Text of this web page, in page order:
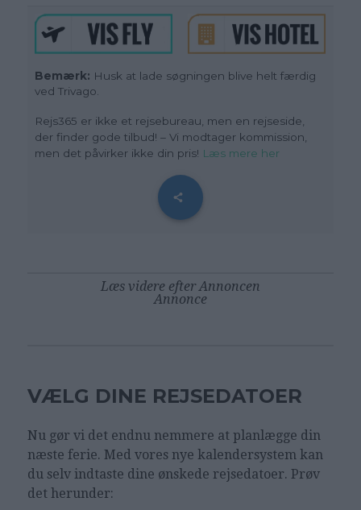
Bemærk: Husk at lade søgningen blive helt færdig
ved Trivago.
Rejs365 er ikke et rejsebureau, men en rejseside,
der finder gode tilbud! – Vi modtager kommission,
men det påvirker ikke din pris! Læs mere her
Læs videre efter Annoncen
Annonce
VÆLG DINE REJSEDATOER
Nu gør vi det endnu nemmere at planlægge din
næste ferie. Med vores nye kalendersystem kan
du selv indtaste dine ønskede rejsedatoer. Prøv
det herunder: